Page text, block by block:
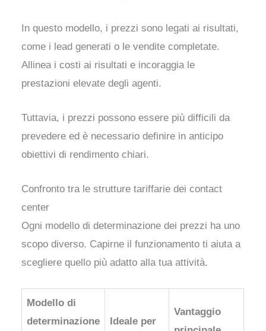
In questo modello, i prezzi sono legati ai risultati,
come i lead generati o le vendite completate.
Allinea i costi ai risultati e incoraggia le
prestazioni elevate degli agenti.
Tuttavia, i prezzi possono essere più difficili da
prevedere ed è necessario definire in anticipo
obiettivi di rendimento chiari.
Confronto tra le strutture tariffarie dei contact
center
Ogni modello di determinazione dei prezzi ha uno
scopo diverso. Capirne il funzionamento ti aiuta a
scegliere quello più adatto alla tua attività.
Modello di
determinazione
Ideale per
Vantaggio